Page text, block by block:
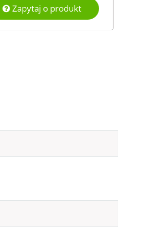
Zapytaj o produkt